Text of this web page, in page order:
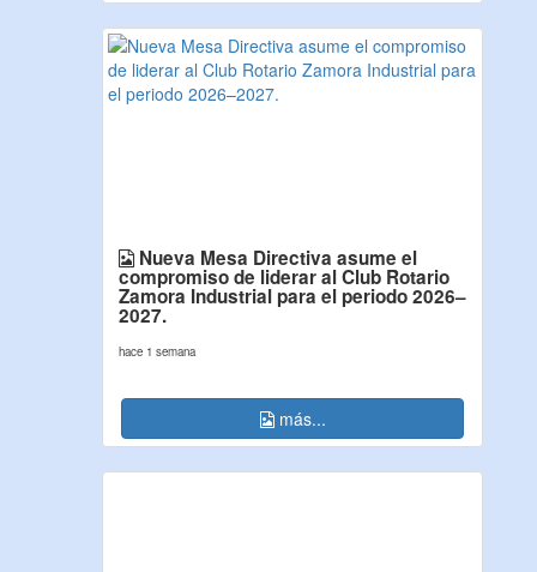
Nueva Mesa Directiva asume el
compromiso de liderar al Club Rotario
Zamora Industrial para el periodo 2026–
2027.
hace 1 semana
más...